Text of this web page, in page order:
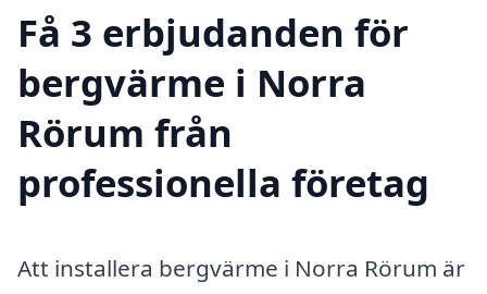
Få 3 erbjudanden för
bergvärme i Norra
Rörum från
professionella företag
Att installera bergvärme i Norra Rörum är